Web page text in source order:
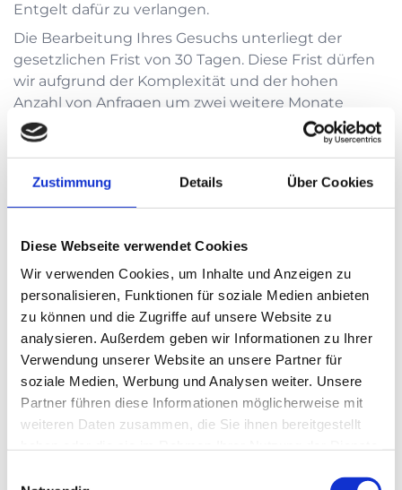
Zustimmung Details Über Cookies
Diese Webseite verwendet Cookies
Wir verwenden Cookies, um Inhalte und Anzeigen zu
personalisieren, Funktionen für soziale Medien anbieten
zu können und die Zugriffe auf unsere Website zu
analysieren. Außerdem geben wir Informationen zu Ihrer
Verwendung unserer Website an unsere Partner für
soziale Medien, Werbung und Analysen weiter. Unsere
Partner führen diese Informationen möglicherweise mit
weiteren Daten zusammen, die Sie ihnen bereitgestellt
Entgelt dafür zu verlangen.
Die Bearbeitung Ihres Gesuchs unterliegt der
gesetzlichen Frist von 30 Tagen. Diese Frist dürfen
wir aufgrund der Komplexität und der hohen
Anzahl von Anfragen um zwei weitere Monate
verlängern, soweit dies erforderlich ist. Sie werden
über die Fristverlängerung innerhalb eines Monats
Zugleich werden Ihnen die Gründe für die
Verlängerung genannt.
Löschung und Berichtigung
Sie haben jederzeit die Möglichkeit, die Löschung
oder Berichtigung bzw. Vervollständigung Ihrer
Daten zu verlangen, sofern keine gesetzlichen
Aufbewahrungspflichten oder ein gesetzlicher
Erlaubnistatbestand entgegenstehen.
Bitte beachten Sie, dass die Ausübung Ihrer Rechte
unter Umständen im Konflikt mit vertraglichen
Vereinbarungen stehen und entsprechende